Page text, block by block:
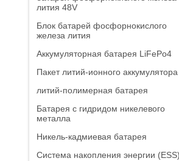
лития 48V
Блок батарей фосфорнокислого
железа лития
Аккумуляторная батарея LiFePo4
Пакет литий-ионного аккумулятора
литий-полимерная батарея
Батарея с гидридом никелевого
металла
Никель-кадмиевая батарея
Система накопления энергии (ESS)